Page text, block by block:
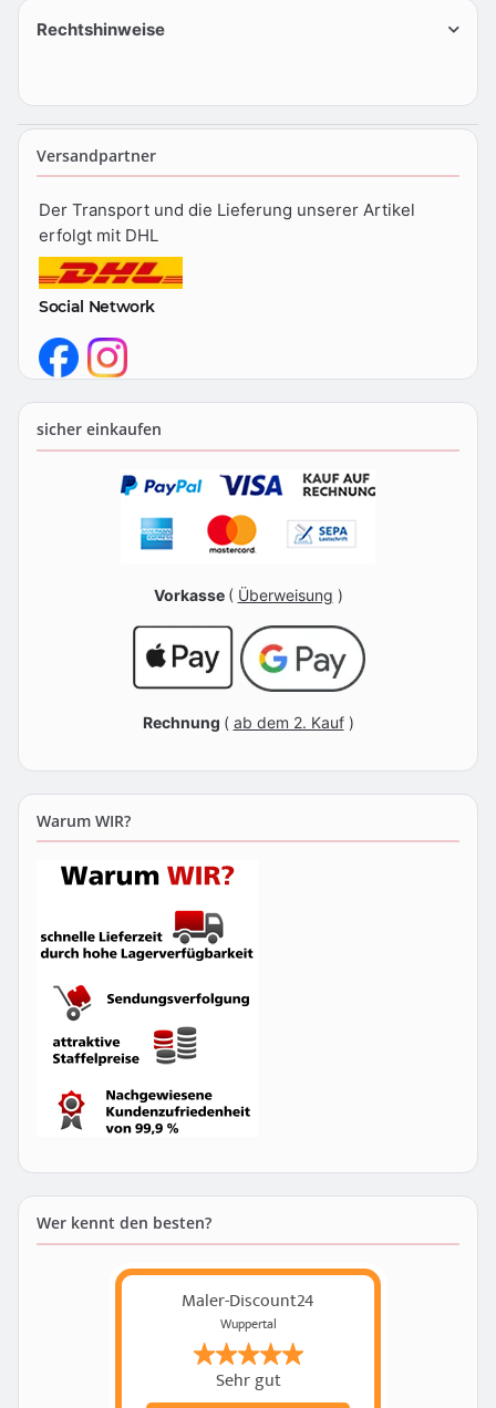
Rechtshinweise
Versandpartner
Der Transport und die Lieferung unserer Artikel
erfolgt mit DHL
Social Network
sicher einkaufen
Vorkasse ( Überweisung )
Rechnung ( ab dem 2. Kauf)
Warum WIR?
Wer kennt den besten?
Maler-Discount24
Wuppertal
Sehr gut